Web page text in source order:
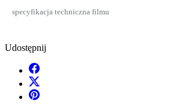
specyfikacja techniczna filmu
Udostępnij